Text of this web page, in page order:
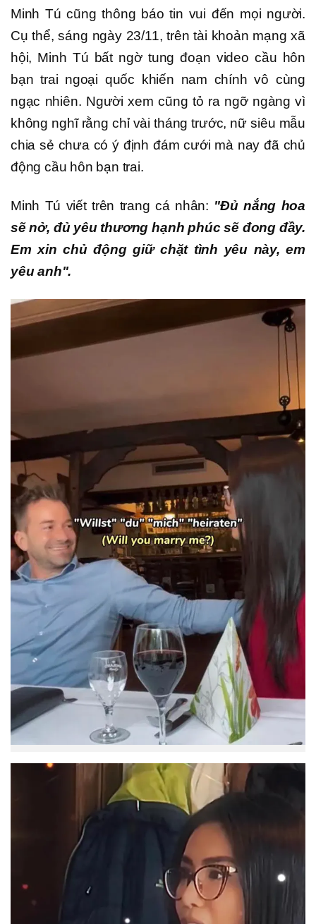
Minh Tú cũng thông báo tin vui đến mọi người.
Cụ thể, sáng ngày 23/11, trên tài khoản mạng xã
hội, Minh Tú bất ngờ tung đoạn video cầu hôn
bạn trai ngoại quốc khiến nam chính vô cùng
ngạc nhiên. Người xem cũng tỏ ra ngỡ ngàng vì
không nghĩ rằng chỉ vài tháng trước, nữ siêu mẫu
chia sẻ chưa có ý định đám cưới mà nay đã chủ
động cầu hôn bạn trai.
Minh Tú viết trên trang cá nhân: "Đủ nắng hoa
sẽ nở, đủ yêu thương hạnh phúc sẽ đong đầy.
Em xin chủ động giữ chặt tình yêu này, em
yêu anh".